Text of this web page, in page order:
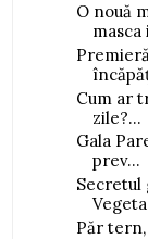
O nouă
masca
Cum ar
zile?...
Gala
prev...
Secretul
Păr